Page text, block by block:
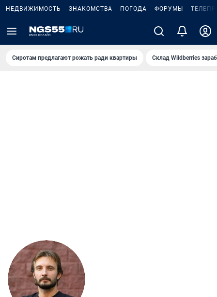
НЕДВИЖИМОСТЬ ЗНАКОМСТВА ПОГОДА ФОРУМЫ
Сиротам предлагают рожать ради квартиры Склад Wildberries